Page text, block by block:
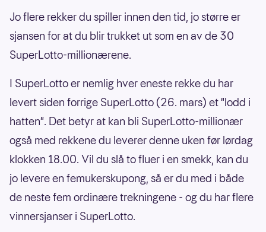
Jo flere rekker du spiller innen den tid, jo større er
sjansen for at du blir trukket ut som en av de 30
SuperLotto-millionærene.
I SuperLotto er nemlig hver eneste rekke du har
levert siden forrige SuperLotto (26. mars) et "lodd i
hatten". Det betyr at kan bli SuperLotto-millionær
også med rekkene du leverer denne uken før lørdag
klokken 18.00. Vil du slå to fluer i en smekk, kan du
jo levere en femukerskupong, så er du med i både
de neste fem ordinære trekningene - og du har flere
vinnersjanser i SuperLotto.